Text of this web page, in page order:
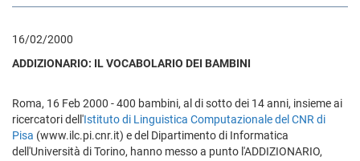
16/02/2000
ADDIZIONARIO: IL VOCABOLARIO DEI BAMBINI
Roma, 16 Feb 2000 - 400 bambini, al di sotto dei 14 anni, insieme ai
ricercatori dell'Istituto di Linguistica Computazionale del CNR di
Pisa (www.ilc.pi.cnr.it) e del Dipartimento di Informatica
dell'Università di Torino, hanno messo a punto l'ADDIZIONARIO,